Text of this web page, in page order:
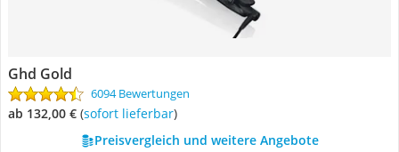
Ghd Gold
6094 Bewertungen
ab 132,00 € ( Sofort lieferbar)
Preisvergleich und weitere Angebote